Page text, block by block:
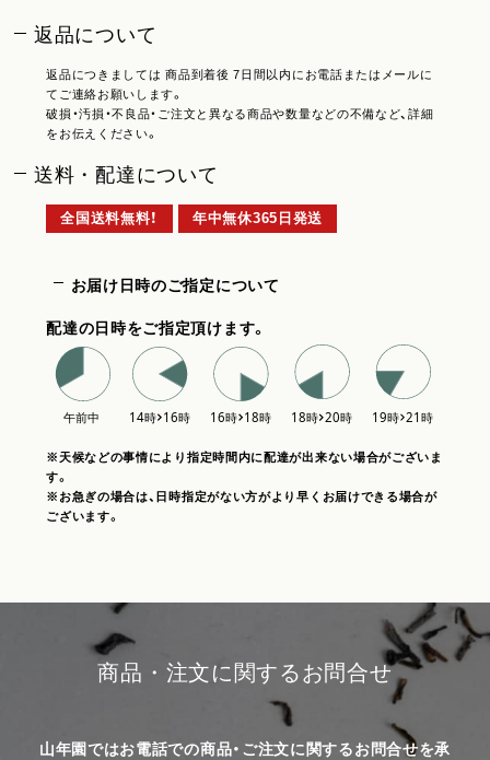
返品について
返品につきましては 商品到着後 7日間以内にお電話またはメールに
てご連絡お願いします。
破損・汚損・不良品・ご注文と異なる商品や数量などの不備など、詳細
をお伝えください。
送料・配達について
全国送料無料！ 年中無休365日発送
お届け日時のご指定について
配達の日時をご指定頂けます。
※天候などの事情により指定時間内に配達が出来ない場合がございま
す。
※お急ぎの場合は、日時指定がない方がより早くお届けできる場合が
ございます。
商品・注文に関するお問合せ
山年園ではお電話での商品・ご注文に関するお問合せを承